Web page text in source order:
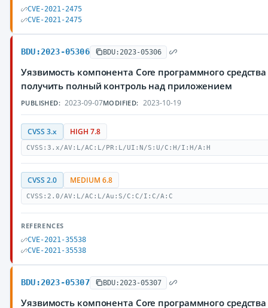
CVE-2021-2475
CVE-2021-2475
BDU:2023-05306 BDU:2023-05306
Уязвимость компонента Core программного
получить полный контроль над приложением
PUBLISHED: 2023-09-07MODIFIED: 2023-10-19
CVSS 3.x HIGH 7.8
CVSS:3.x/AV:L/AC:L/PR:L/UI:N/S:U/C:H/I:H/A:H
CVSS 2.0 MEDIUM 6.8
CVSS:2.0/AV:L/AC:L/Au:S/C:C/I:C/A:C
REFERENCES
CVE-2021-35538
CVE-2021-35538
BDU:2023-05307 BDU:2023-05307
Уязвимость компонента Core программного